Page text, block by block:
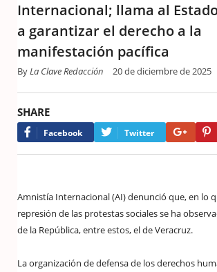
Internacional; llama al
a garantizar el derecho a la
manifestación pacífica
ByLa Clave Redacción 20 de diciembre de 2025
SHARE
Facebook Twitter
Amnistía Internacional (AI) denunció que, en lo
represión de las protestas sociales se ha
de la República, entre estos, el de Veracruz.
La organización de defensa de los derechos